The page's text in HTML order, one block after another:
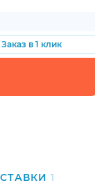
Заказ в 1 клик
1